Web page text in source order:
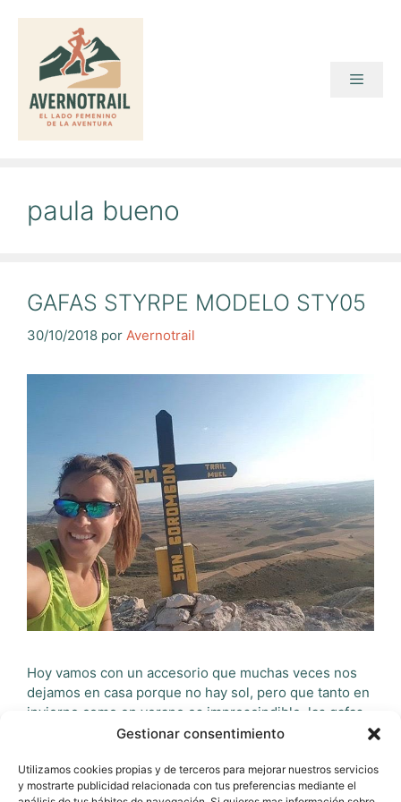
Gestionar consentimiento
Utilizamos cookies propias y de terceros para mejorar nuestros servicios
y mostrarte publicidad relacionada con tus preferencias mediante el
contenido
paula bueno
GAFAS STYRPE MODELO STY05
30/10/2018 por Avernotrail
Hoy vamos con un accesorio que muchas veces nos
dejamos en casa porque no hay sol, pero que tanto en
invierno como en verano es imprescindible, las gafas,
en este caso de la marca Styrpe. Si hay algo sin lo que
gafas de sol, …Leer más